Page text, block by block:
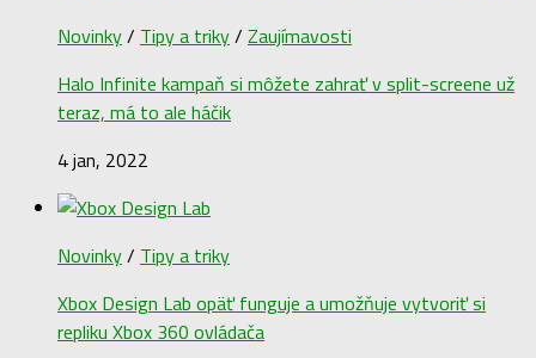
Novinky/ Tipy a triky/ Zaujímavosti
Halo Infinite kampaň si môžete zahrať v split-screene už
teraz, má to ale háčik
4 jan, 2022
Novinky/ Tipy a triky
Xbox Design Lab opäť funguje a umožňuje vytvoriť si
repliku Xbox 360 ovládača